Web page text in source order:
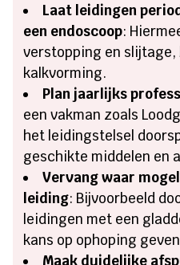
Laat leidingen
een endoscoop:
verstopping en
kalkvorming.
Plan jaarlijks
een vakman zoals
het leidingstelsel
geschikte middelen en
Vervang waar
leiding: Bijvoorbeeld
leidingen met een
kans op ophoping
Maak duidelijke